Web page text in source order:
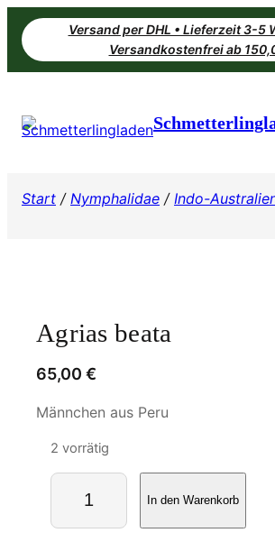
Zum
Inhalt
springen
Versand per DHL • Lieferzeit 3-5
Versandkostenfrei ab
Start / Nymphalidae / Indo-
Agrias beata
65,00 €
Männchen aus Peru
2 vorrätig
A
r
In den Warenkorb